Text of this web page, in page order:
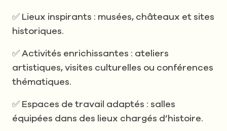
✅ Lieux inspirants : musées, châteaux et sites
historiques.
✅ Activités enrichissantes : ateliers
artistiques, visites culturelles ou conférences
thématiques.
✅ Espaces de travail adaptés : salles
équipées dans des lieux chargés d’histoire.